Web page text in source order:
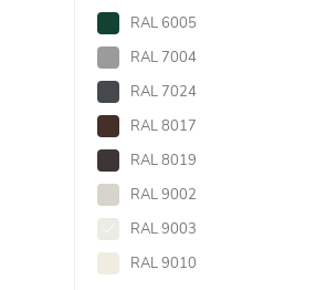
RAL 6005
RAL 7004
RAL 7024
RAL 8017
RAL 8019
RAL 9002
RAL 9003
RAL 9010